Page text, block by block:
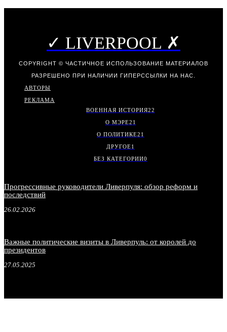
✓ LIVERPOOL ✗
COPYRIGHT © ЧАСТИЧНОЕ ИСПОЛЬЗОВАНИЕ МАТЕРИАЛОВ
РАЗРЕШЕНО ПРИ НАЛИЧИИ ГИПЕРССЫЛКИ НА НАС.
АВТОРЫ
РЕКЛАМА
ВОЕННАЯ ИСТОРИЯ22
О МЭРЕ21
О ПОЛИТИКЕ21
ДРУГОЕ1
БЕЗ КАТЕГОРИИ0
Прогрессивные руководители Ливерпуля: обзор реформ и
последствий
26.02.2026
Важные политические визиты в Ливерпуль: от королей до
президентов
27.05.2025